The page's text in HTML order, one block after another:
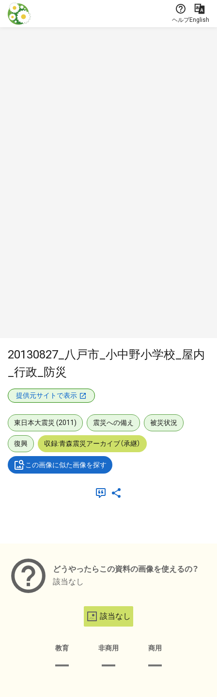
本文に飛ぶ
ヘルプEnglish
20130827_八戸市_小中野小学校_屋内
_行政_防災
提供元サイトで表示
東日本大震災 (2011) 震災への備え 被災状況
復興 収録:青森震災アーカイブ（承継）
この画像に似た画像を探す
どうやったらこの資料の画像を使えるの？
該当なし
該当なし
教育 非商用 商用